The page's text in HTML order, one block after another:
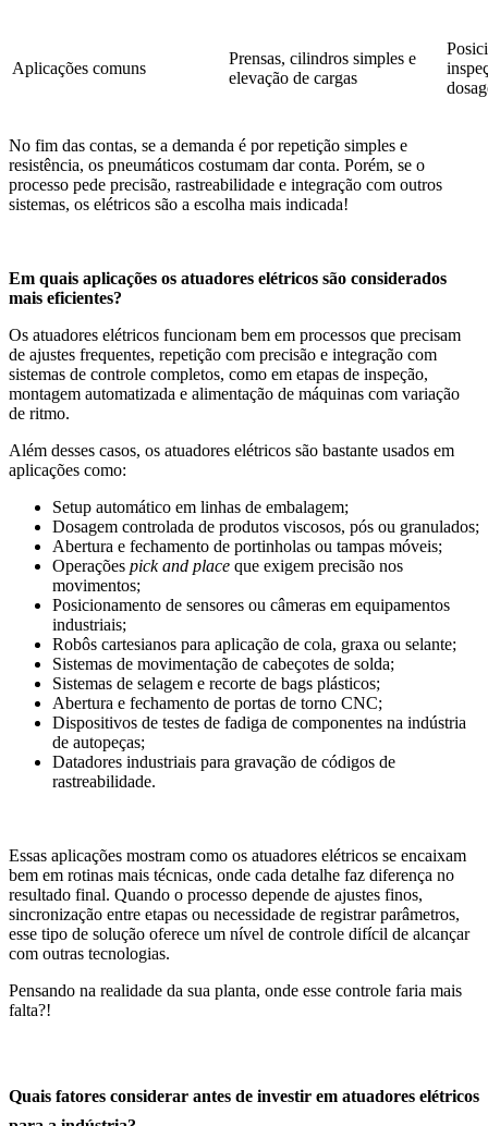
Aplicações comuns
Prensas, cilindros simples e
elevação de cargas
No fim das contas, se a demanda é por repetição simples e
resistência, os pneumáticos costumam dar conta. Porém, se o
processo pede precisão, rastreabilidade e integração com outros
sistemas, os elétricos são a escolha mais indicada!
Em quais aplicações os atuadores elétricos são considerados
mais eficientes?
Os atuadores elétricos funcionam bem em processos que precisam
de ajustes frequentes, repetição com precisão e integração com
sistemas de controle completos, como em etapas de inspeção,
montagem automatizada e alimentação de máquinas com variação
de ritmo.
Além desses casos, os atuadores elétricos são bastante usados em
aplicações como:
Setup automático em linhas de embalagem;
Dosagem controlada de produtos viscosos, pós ou granulados;
Abertura e fechamento de portinholas ou tampas móveis;
Operações pick and place que exigem precisão nos
movimentos;
Posicionamento de sensores ou câmeras em equipamentos
industriais;
Robôs cartesianos para aplicação de cola, graxa ou selante;
Sistemas de movimentação de cabeçotes de solda;
Sistemas de selagem e recorte de bags plásticos;
Abertura e fechamento de portas de torno CNC;
Dispositivos de testes de fadiga de componentes na indústria
de autopeças;
Datadores industriais para gravação de códigos de
rastreabilidade.
Essas aplicações mostram como os atuadores elétricos se encaixam
bem em rotinas mais técnicas, onde cada detalhe faz diferença no
resultado final. Quando o processo depende de ajustes finos,
sincronização entre etapas ou necessidade de registrar parâmetros,
esse tipo de solução oferece um nível de controle difícil de alcançar
com outras tecnologias.
Pensando na realidade da sua planta, onde esse controle faria mais
falta?!
Quais fatores considerar antes de investir em atuadores elétricos